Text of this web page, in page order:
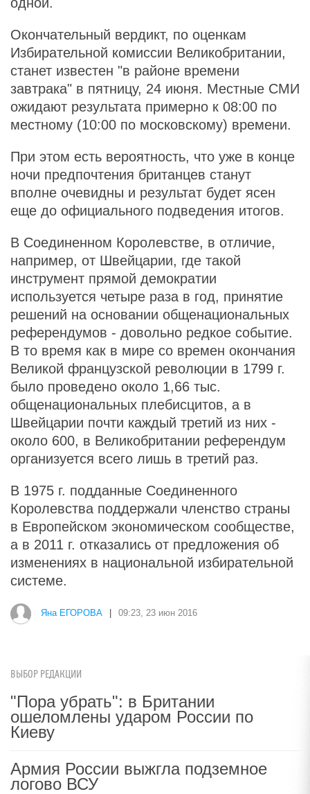
Окончательный вердикт, по оценкам
Избирательной комиссии Великобритании,
станет известен "в районе времени
завтрака" в пятницу, 24 июня. Местные СМИ
ожидают результата примерно к 08:00 по
местному (10:00 по московскому) времени.
При этом есть вероятность, что уже в конце
ночи предпочтения британцев станут
вполне очевидны и результат будет ясен
еще до официального подведения итогов.
В Соединенном Королевстве, в отличие,
например, от Швейцарии, где такой
инструмент прямой демократии
используется четыре раза в год, принятие
решений на основании общенациональных
референдумов - довольно редкое событие.
В то время как в мире со времен окончания
Великой французской революции в 1799 г.
было проведено около 1,66 тыс.
общенациональных плебисцитов, а в
Швейцарии почти каждый третий из них -
около 600, в Великобритании референдум
организуется всего лишь в третий раз.
В 1975 г. подданные Соединенного
Королевства поддержали членство страны
в Европейском экономическом сообществе,
а в 2011 г. отказались от предложения об
изменениях в национальной избирательной
системе.
Яна ЕГОРОВА 09:23, 23 июн 2016
ВЫБОР РЕДАКЦИИ
"Пора убрать": в Британии
ошеломлены ударом России по
Киеву
Армия России выжгла подземное
логово ВСУ